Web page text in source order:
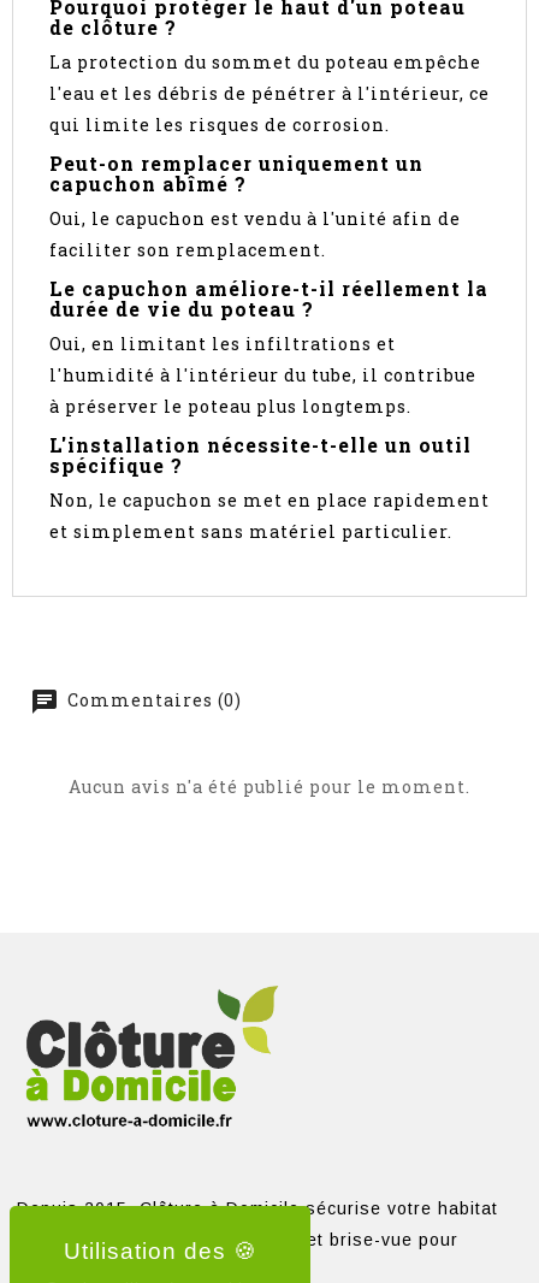
Pourquoi protéger le haut d'un poteau
de clôture ?
La protection du sommet du poteau empêche
l'eau et les débris de pénétrer à l'intérieur, ce
qui limite les risques de corrosion.
Peut-on remplacer uniquement un
capuchon abîmé ?
Oui, le capuchon est vendu à l'unité afin de
faciliter son remplacement.
Le capuchon améliore-t-il réellement la
durée de vie du poteau ?
Oui, en limitant les infiltrations et
l'humidité à l'intérieur du tube, il contribue
à préserver le poteau plus longtemps.
L'installation nécessite-t-elle un outil
spécifique ?
Non, le capuchon se met en place rapidement
et simplement sans matériel particulier.
Commentaires (0)
Aucun avis n'a été publié pour le moment.
Depuis 2015, Clôture à Domicile sécurise votre habitat
avec clôtures, portails, grillages et brise-vue pour